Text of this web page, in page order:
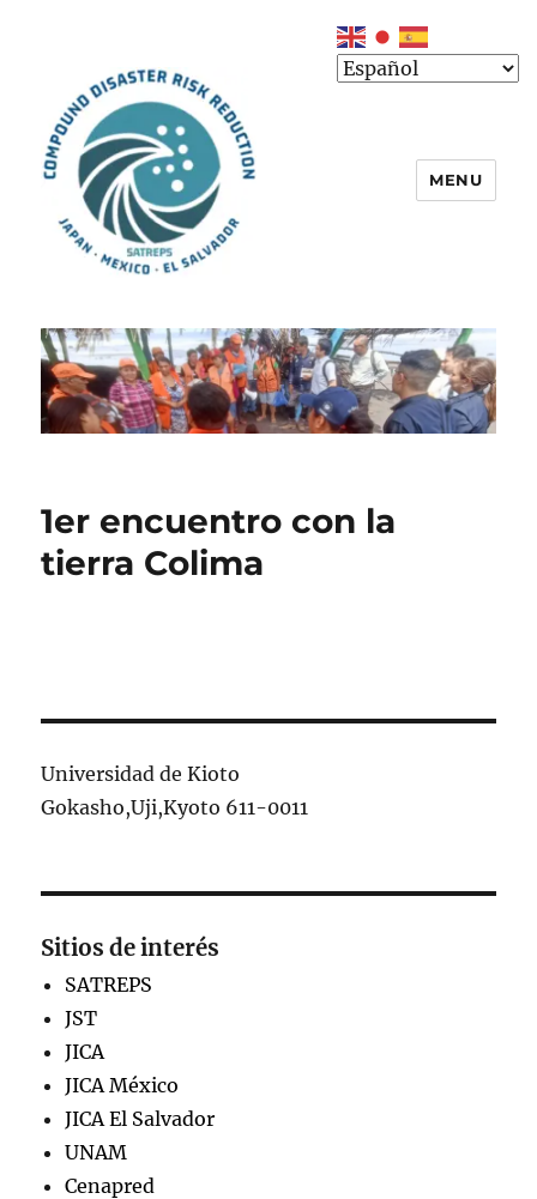
MENU
1er encuentro con la
tierra Colima
Universidad de Kioto
Gokasho,Uji,Kyoto 611-0011
Sitios de interés
SATREPS
JST
JICA
JICA México
JICA El Salvador
UNAM
Cenapred